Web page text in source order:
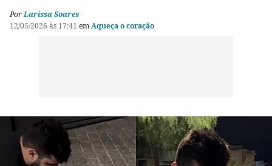
PorLarissa Soares
12/05/2026 às 17:41 emAqueça o coração